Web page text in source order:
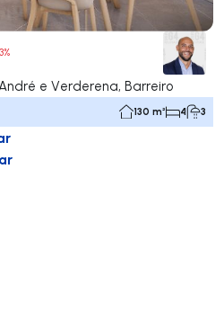
3%
e Verderena, Barreiro
130 m² 4 3